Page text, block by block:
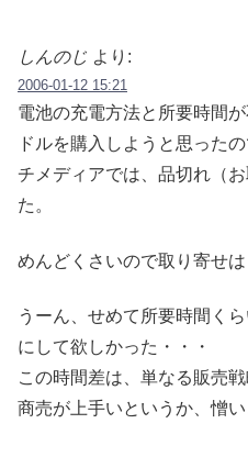
しんのじ より:
2006-01-12 15:21
電池の充電方法と所要時間
ドルを購入しようと思った
チメディアでは、品切れ（
た。
めんどくさいので取り寄せ
うーん、せめて所要時間く
にして欲しかった・・・
この時間差は、単なる販売戦
商売が上手いというか、憎い